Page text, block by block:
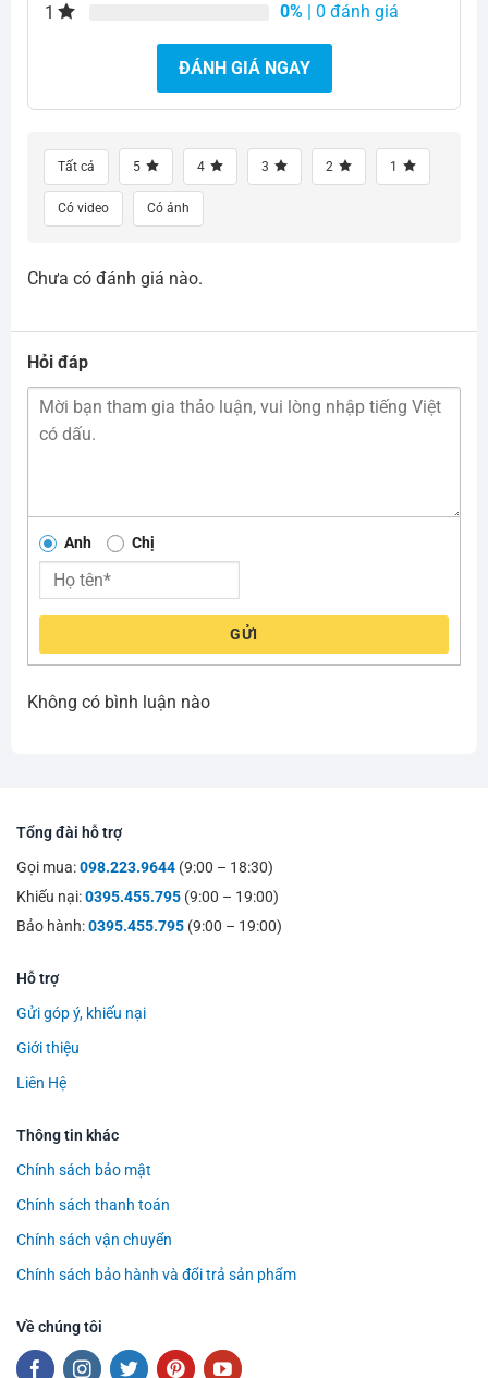
1
0% | 0 đánh giá
ĐÁNH GIÁ NGAY
Tất cả 5 4 3 2 1
Có video Có ảnh
Chưa có đánh giá nào.
Hỏi đáp
Anh Chị
GỬI
Không có bình luận nào
Tổng đài hỗ trợ
Gọi mua:098.223.9644 (9:00 – 18:30)
Khiếu nại:0395.455.795 (9:00 – 19:00)
Bảo hành:0395.455.795 (9:00 – 19:00)
Hỗ trợ
Gửi góp ý, khiếu nại
Giới thiệu
Liên Hệ
Thông tin khác
Chính sách bảo mật
Chính sách thanh toán
Chính sách vận chuyển
Chính sách bảo hành và đổi trả sản phẩm
Về chúng tôi